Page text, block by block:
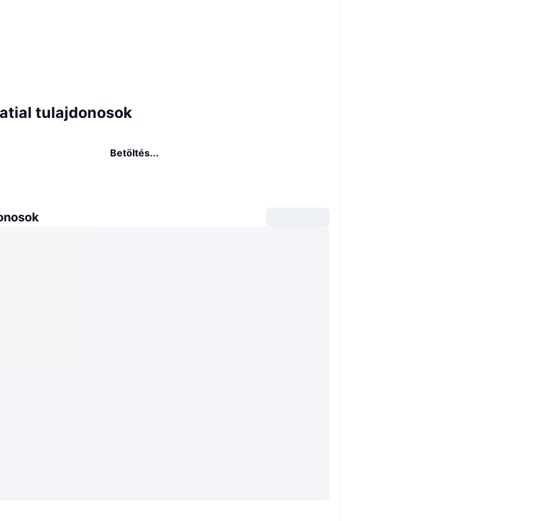
tulajdonosok
Betöltés...